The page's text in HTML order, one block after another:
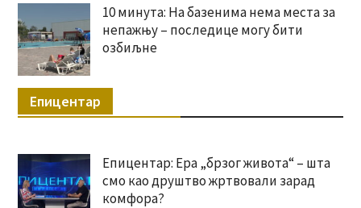
10 минута: На базенима нема места за
непажњу – последице могу бити
озбиљне
Епицентар
Епицентар: Ера „брзог живота“ – шта
смо као друштво жртвовали зарад
комфора?